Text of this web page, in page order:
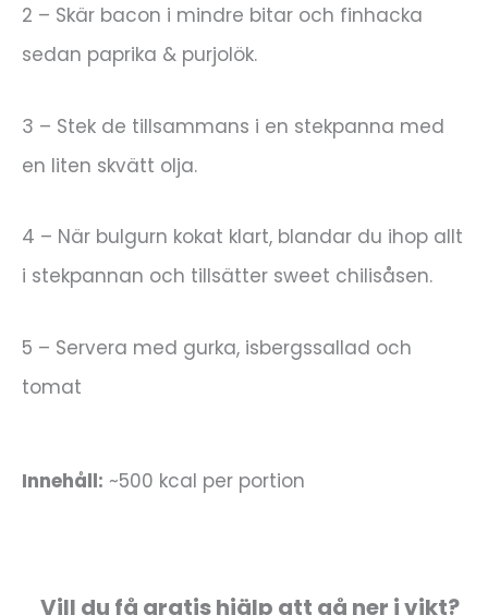
2 – Skär bacon i mindre bitar och finhacka
sedan paprika & purjolök.
3 – Stek de tillsammans i en stekpanna med
en liten skvätt olja.
4 – När bulgurn kokat klart, blandar du ihop allt
i stekpannan och tillsätter sweet chilisåsen.
5 – Servera med gurka, isbergssallad och
tomat
Innehåll: ~500 kcal per portion
Vill du få gratis hjälp att gå ner i vikt?